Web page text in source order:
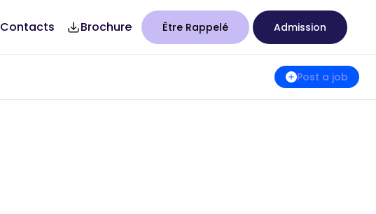
Contacts
Brochure Être Rappelé Admission
Post a job